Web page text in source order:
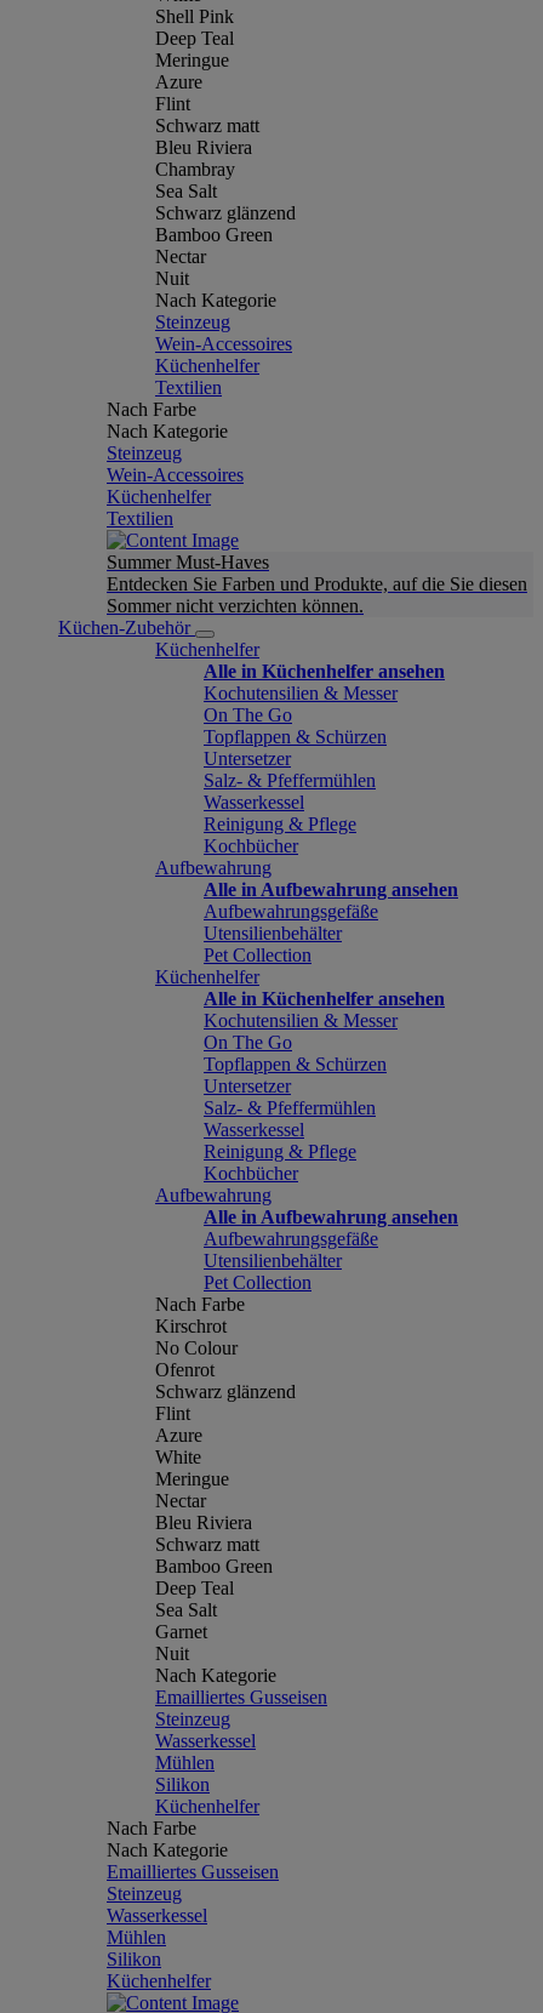
Shell Pink
Deep Teal
Meringue
Azure
Flint
Schwarz matt
Bleu Riviera
Chambray
Sea Salt
Schwarz glänzend
Bamboo Green
Nectar
Nuit
Nach Kategorie
Steinzeug
Wein-Accessoires
Küchenhelfer
Textilien
Nach Farbe
Nach Kategorie
Steinzeug
Wein-Accessoires
Küchenhelfer
Textilien
Summer Must-Haves
Entdecken Sie Farben und Produkte, auf die Sie diesen
Sommer nicht verzichten können.
Küchen-Zubehör
Küchenhelfer
Alle in Küchenhelfer ansehen
Kochutensilien & Messer
On The Go
Topflappen & Schürzen
Untersetzer
Salz- & Pfeffermühlen
Wasserkessel
Reinigung & Pflege
Kochbücher
Aufbewahrung
Alle in Aufbewahrung ansehen
Aufbewahrungsgefäße
Utensilienbehälter
Pet Collection
Küchenhelfer
Alle in Küchenhelfer ansehen
Kochutensilien & Messer
On The Go
Topflappen & Schürzen
Untersetzer
Salz- & Pfeffermühlen
Wasserkessel
Reinigung & Pflege
Kochbücher
Aufbewahrung
Alle in Aufbewahrung ansehen
Aufbewahrungsgefäße
Utensilienbehälter
Pet Collection
Nach Farbe
Kirschrot
No Colour
Ofenrot
Schwarz glänzend
Flint
Azure
White
Meringue
Nectar
Bleu Riviera
Schwarz matt
Bamboo Green
Deep Teal
Sea Salt
Garnet
Nuit
Nach Kategorie
Emailliertes Gusseisen
Steinzeug
Wasserkessel
Mühlen
Silikon
Küchenhelfer
Nach Farbe
Nach Kategorie
Emailliertes Gusseisen
Steinzeug
Wasserkessel
Mühlen
Silikon
Küchenhelfer